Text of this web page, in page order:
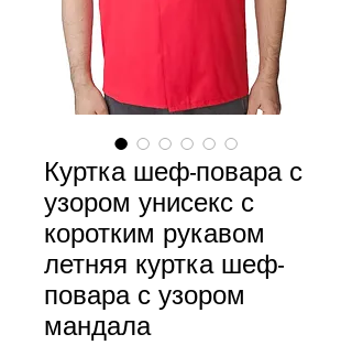
Куртка шеф-повара с
узором унисекс с
коротким рукавом
летняя куртка шеф-
повара с узором
мандала